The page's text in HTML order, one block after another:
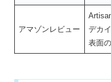
アマゾンレビュー
デカ
表面